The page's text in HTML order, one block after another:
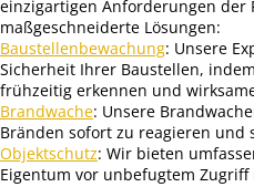
einzigartigen Anforderungen der
maßgeschneiderte Lösungen:
Baustellenbewachung: Unsere
Sicherheit Ihrer Baustellen,
frühzeitig erkennen und
Brandwache: Unsere
Bränden sofort zu reagieren und
Objektschutz: Wir bieten
Eigentum vor unbefugtem